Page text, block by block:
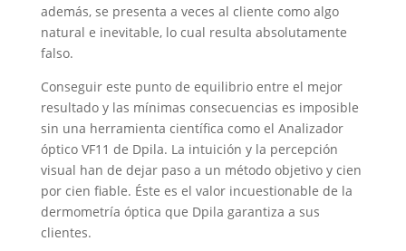
además, se presenta a veces al cliente como algo
natural e inevitable, lo cual resulta absolutamente
falso.
Conseguir este punto de equilibrio entre el mejor
resultado y las mínimas consecuencias es imposible
sin una herramienta científica como el Analizador
óptico VF11 de Dpila. La intuición y la percepción
visual han de dejar paso a un método objetivo y cien
por cien fiable. Éste es el valor incuestionable de la
dermometría óptica que Dpila garantiza a sus
clientes.